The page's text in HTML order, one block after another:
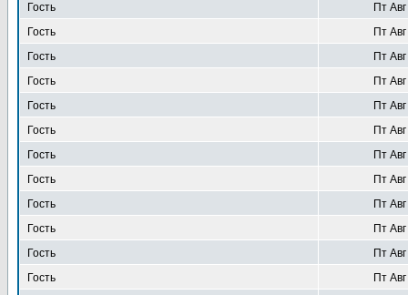
Гость
Пт
Гость
Пт
Гость
Пт
Гость
Пт
Гость
Пт
Гость
Пт
Гость
Пт
Гость
Пт
Гость
Пт
Гость
Пт
Гость
Пт
Гость
Пт